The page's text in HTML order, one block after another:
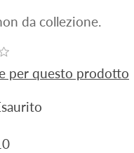
da collezione.
per questo prodotto